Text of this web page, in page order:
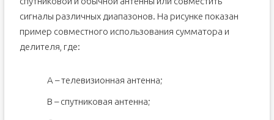
сигналы различных диапазонов. На рисунке показан
пример совместного использования сумматора и
делителя, где:
А – телевизионная антенна;
В – спутниковая антенна;